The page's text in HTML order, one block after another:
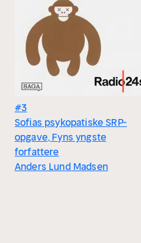
#3
Sofias psykopatiske SRP-
opgave, Fyns yngste
forfattere
Anders Lund Madsen